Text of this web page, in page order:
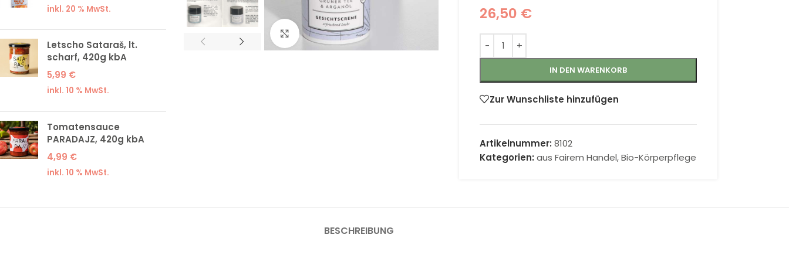
inkl. 20 % MwSt.
Letscho Sataraš, lt.
scharf, 420g kbA
5,99 €
inkl. 10 % MwSt.
Tomatensauce
PARADAJZ, 420g kbA
4,99 €
inkl. 10 % MwSt.
Klick zum Vergrößern
26,50 €
IN DEN WARENKORB
Zur Wunschliste hinzufügen
Artikelnummer:8102
Kategorien: aus Fairem Handel, Bio-Körperpflege
BESCHREIBUNG